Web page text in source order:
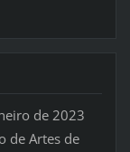
de 2023
de Artes de